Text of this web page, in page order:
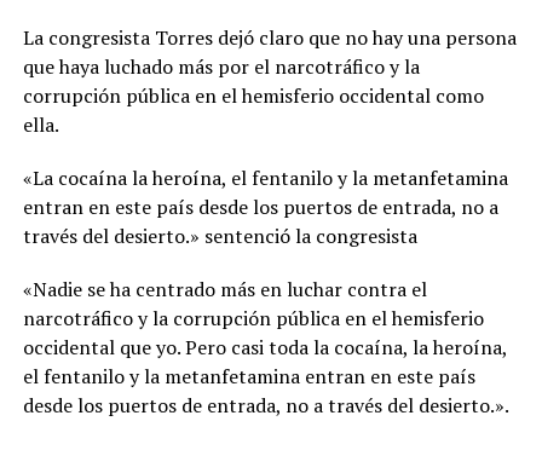
La congresista Torres dejó claro que no hay una persona
que haya luchado más por el narcotráfico y la
corrupción pública en el hemisferio occidental como
ella.
«La cocaína la heroína, el fentanilo y la metanfetamina
entran en este país desde los puertos de entrada, no a
través del desierto.» sentenció la congresista
«Nadie se ha centrado más en luchar contra el
narcotráfico y la corrupción pública en el hemisferio
occidental que yo. Pero casi toda la cocaína, la heroína,
el fentanilo y la metanfetamina entran en este país
desde los puertos de entrada, no a través del desierto.».